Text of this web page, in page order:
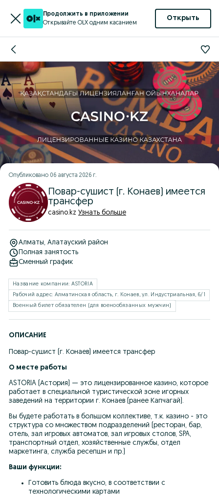
Продолжить в приложении
Открывайте OLX одним касанием
Открыть
Опубликовано 06 августа 2026 г.
Повар-сушист (г. Конаев) имеется
трансфер
casino.kz Узнать больше
Алматы, Алатауский район
Полная занятость
Сменный график
Название компании: ASTORIA
Рабочий адрес: Алматинская область, г. Конаев, ул. Индустриальная, 6/1
Военный билет обязателен (для военообязанных мужчин)
ОПИСАНИЕ
Повар-сушист (г. Конаев) имеется трансфер
О месте работы
ASTORIA (Астория) — это лицензированное казино, которое
работает в специальной туристической зоне игорных
заведений на территории г. Конаев (ранее Капчагай).
Вы будете работать в большом коллективе, т.к. казино - это
структура со множеством подразделений (ресторан, бар,
отель, зал игровых автоматов, зал игровых столов, SPA,
транспортный отдел, хозяйственные службы, отдел
маркетинга, служба ресепшн и пр.)
Ваши функции:
Готовить блюда вкусно, в соответствии с
технологическими картами